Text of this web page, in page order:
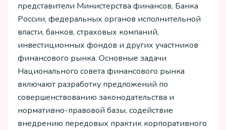
представители Министерства финансов, Банка
России, федеральных органов исполнительной
власти, банков, страховых компаний,
инвестиционных фондов и других участников
финансового рынка. Основные задачи
Национального совета финансового рынка
включают разработку предложений по
совершенствованию законодательства и
нормативно-правовой базы, содействие
внедрению передовых практик корпоративного